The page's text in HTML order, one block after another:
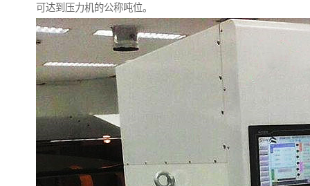
可达到压力机的公称吨位。